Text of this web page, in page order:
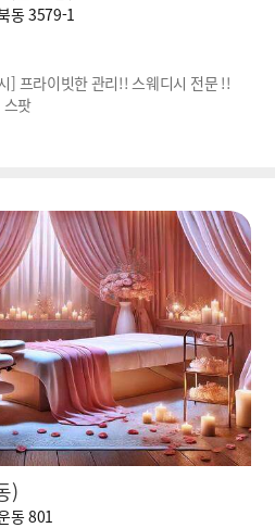
동 3579-1
] 프라이빗한 관리!! 스웨디시 전문 !!
스팟
)
동 801